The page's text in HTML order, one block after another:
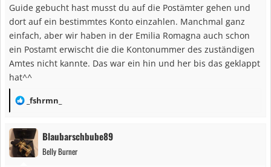
Guide gebucht hast musst du auf die Postämter gehen und
dort auf ein bestimmtes Konto einzahlen. Manchmal ganz
einfach, aber wir haben in der Emilia Romagna auch schon
ein Postamt erwischt die die Kontonummer des zuständigen
Amtes nicht kannte. Das war ein hin und her bis das geklappt
hat^^
R
a
k
t
_fshrmn_
Blaubarschbube89
Belly Burner